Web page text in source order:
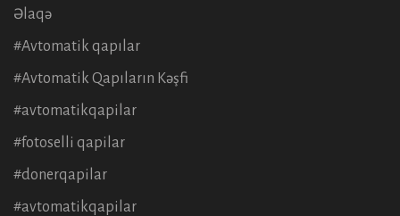
Əlaqə
#Avtomatik qapılar
#Avtomatik Qapıların Kəşfi
#avtomatikqapilar
#fotoselli qapilar
#donerqapilar
#avtomatikqapilar